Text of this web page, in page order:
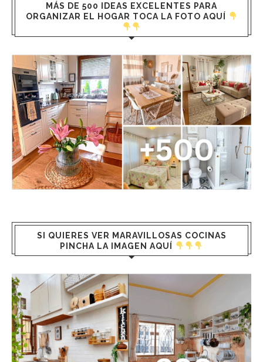
MÁS DE 500 IDEAS EXCELENTES PARA
ORGANIZAR EL HOGAR TOCA LA FOTO AQUÍ
SI QUIERES VER MARAVILLOSAS COCINAS
PINCHA LA IMAGEN AQUÍ